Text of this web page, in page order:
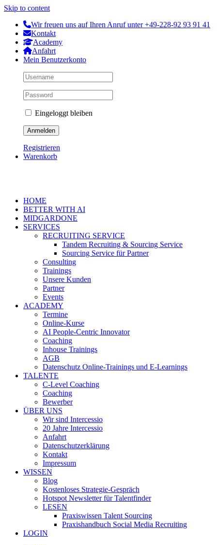
Skip to content
Wir freuen uns auf Ihren Anruf unter +49-228-92 93 91 41
Kontakt
Academy
Anfahrt
Mein Benutzerkonto
Eingeloggt bleiben
Registrieren
Warenkorb
HOME
BETTER WITH AI
MIDGARDONE
SERVICES
RECRUITING SERVICE
Tandem Recruiting & Sourcing Service
Sourcing Service für Partner
Consulting
Trainings
Unsere Kunden
Partner
Events
ACADEMY
Termine
Online-Kurse
AI People-Centric Innovator
Coaching
Inhouse Trainings
AGB
Datenschutz Online-Trainings und E-Learnings
TALENTE
C-Level Coaching
Coaching
Bewerber
ÜBER UNS
Wir sind Intercessio
20 Jahre Intercessio
Anfahrt
Datenschutzerklärung
Kontakt
Impressum
WISSEN
Blog
Kostenloses Strategie-Gespräch
Hotspot Newsletter für Talentfinder
LESEN
Praxiswissen Talent Sourcing
Praxishandbuch Social Media Recruiting
LOGIN